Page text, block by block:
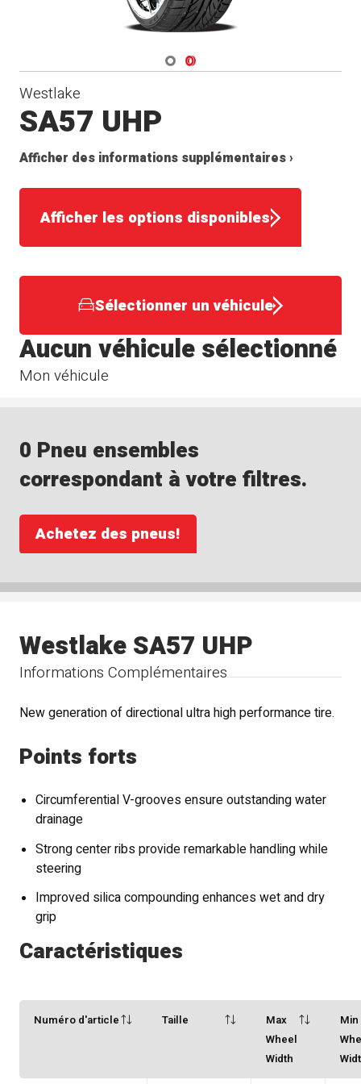
Navigate 1
Navigate 2
Westlake
SA57 UHP
Afficher des informations supplémentaires ›
Afficher les options disponibles
Sélectionner un véhicule
Mon véhicule
Aucun véhicule sélectionné
0 Pneu ensembles
correspondant à votre filtres.
Achetez des pneus!
Informations Complémentaires
Westlake SA57 UHP
New generation of directional ultra high performance tire.
Points forts
Circumferential V-grooves ensure outstanding water
drainage
Strong center ribs provide remarkable handling while
steering
Improved silica compounding enhances wet and dry
grip
Caractéristiques
Numéro d'article Taille
Max
Wheel
Width
Min